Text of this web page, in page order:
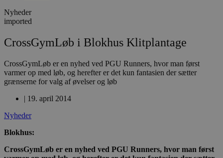
Nyheder
imported
CrossGymLøb i Blokhus Klitplantage
CrossGymLøb er en nyhed ved PGU Runners, hvor man først
varmer op med løb, og herefter er det kun fantasien der sætter
grænserne for valg af øvelser og løb
| 19. april 2014
Nyheder
Blokhus:
CrossGymLøb er en nyhed ved PGU Runners, hvor man først